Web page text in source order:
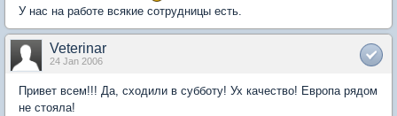
У нас на работе всякие сотрудницы есть.
Veterinar
24 Jan 2006
Привет всем!!! Да, сходили в субботу! Ух качество! Европа рядом
не стояла!